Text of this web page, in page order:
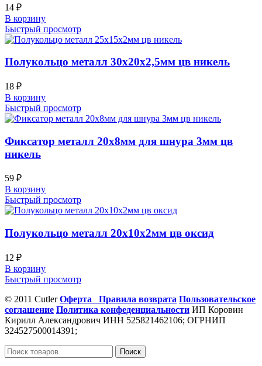
14 ₽
В корзину
Быстрый просмотр
Полукольцо металл 30х20х2,5мм цв никель
18 ₽
В корзину
Быстрый просмотр
Фиксатор металл 20х8мм для шнура 3мм цв
никель
59 ₽
В корзину
Быстрый просмотр
Полукольцо металл 20х10х2мм цв оксид
12 ₽
В корзину
Быстрый просмотр
© 2011 CutlerОферта Правила возврата Пользовательское
соглашение Политика конфеденциальности ИП Коровин
Кирилл Александрович ИНН 525821462106; ОГРНИП
324527500014391;
Поиск